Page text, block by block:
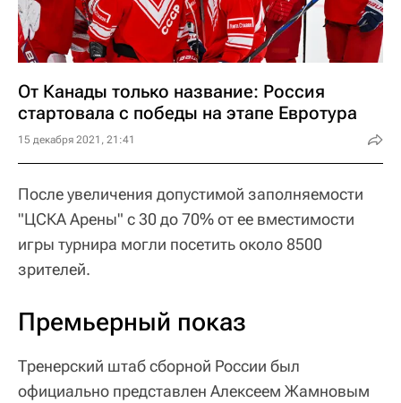
От Канады только название: Россия
стартовала с победы на этапе Евротура
15 декабря 2021, 21:41
После увеличения допустимой заполняемости
"ЦСКА Арены" с 30 до 70% от ее вместимости
игры турнира могли посетить около 8500
зрителей.
Премьерный показ
Тренерский штаб сборной России был
официально представлен Алексеем Жамновым